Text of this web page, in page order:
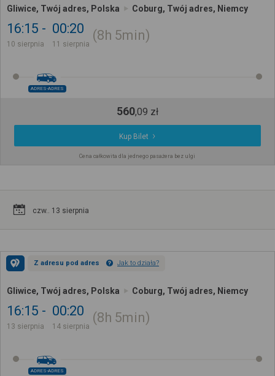
Gliwice, Twój adres, Polska Coburg, Twój adres, Niemcy
16:15
10 sierpnia
00:20
11 sierpnia
8h 5min
ADRES-ADRES
560,09 zł
Kup Bilet
Cena całkowita dla jednego pasażera bez ulgi
czw.. 13 sierpnia
Z adresu pod adres Jak to działa?
Gliwice, Twój adres, Polska Coburg, Twój adres, Niemcy
16:15
13 sierpnia
00:20
14 sierpnia
8h 5min
ADRES-ADRES